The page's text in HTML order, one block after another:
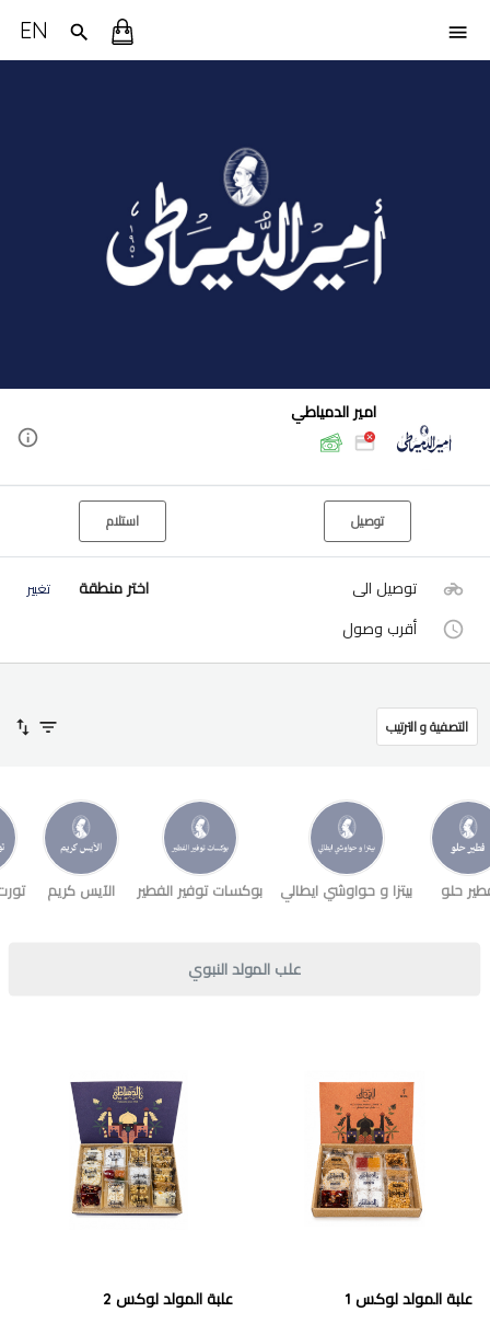
EN
امير الدمياطي
توصيل استلام
توصيل الى اختر منطقة تغيير
أقرب وصول
التصفية و الترتيب
حلو بيتزا و حواوشي ايطالي بوكسات توفير الفطير الآيس كريم
علب المولد النبوي
علبة المولد لوكس 1 علبة المولد لوكس 2